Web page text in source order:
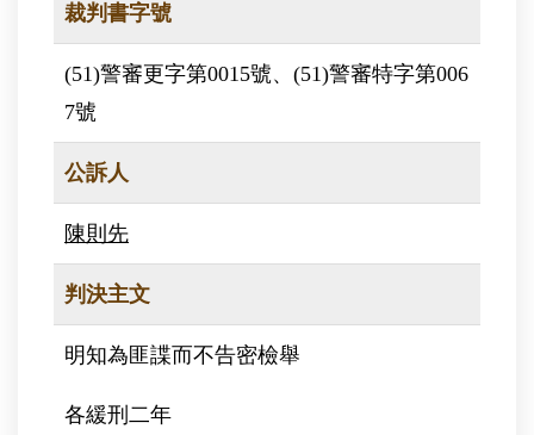
裁判書字號
(51)警審更字第0015號、(51)警審特字第006
7號
公訴人
陳則先
判決主文
明知為匪諜而不告密檢舉
各緩刑二年